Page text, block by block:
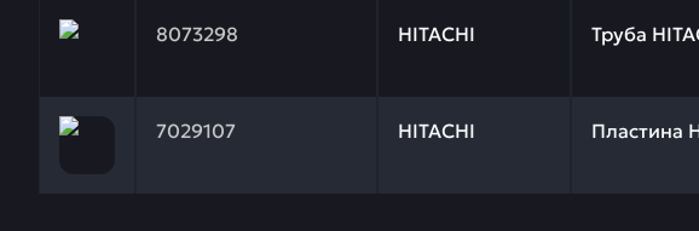
8073298 HITACHI Труба
Заказывая запчасти у нас, вы получаете гарантию качества и
7029107 HITACHI Пластина
Заказывая запчасти у нас, вы получаете гарантию качества и